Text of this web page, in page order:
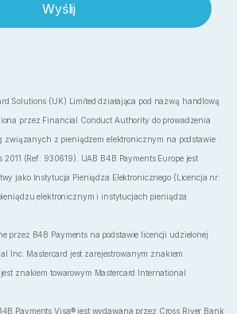
Wyślij
Solutions (UK) Limited działająca pod nazwą handlową
przez Financial Conduct Authority do prowadzenia
związanych z pieniądzem elektronicznym na podstawie
2011 (Ref: 930619). UAB B4B Payments Europe jest
jako Instytucja Pieniądza Elektronicznego (Licencja nr:
elektronicznym i instytucjach pieniądza
przez B4B Payments na podstawie licencji udzielonej
Inc. Mastercard jest zarejestrowanym znakiem
znakiem towarowym Mastercard International
Payments Visa® jest wydawana przez Cross River Bank